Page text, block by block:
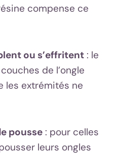
compense ce
ou s’effritent : le
de l’ongle
les extrémités ne
pousse : pour celles
leurs ongles